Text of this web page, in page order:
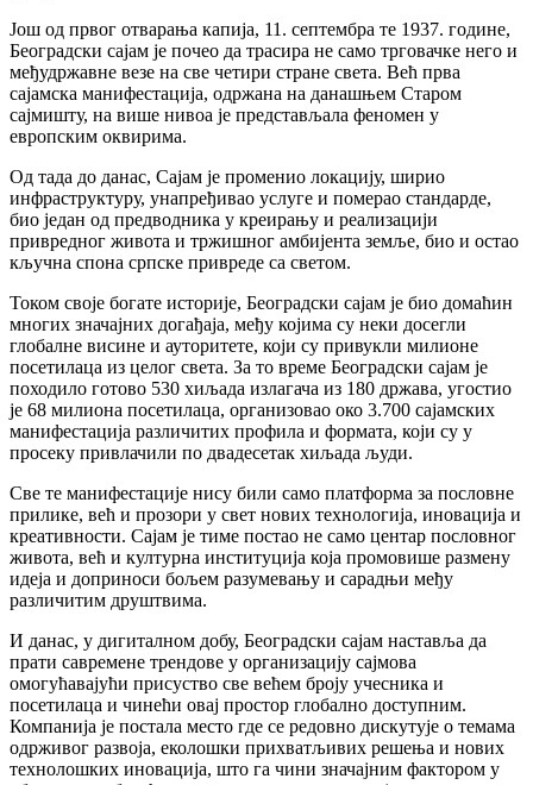
Још од првог отварања капија, 11. септембра те 1937. године,
Београдски сајам је почео да трасира не само трговачке него и
међудржавне везе на све четири стране света. Већ прва
сајамска манифестација, одржана на данашњем Старом
сајмишту, на више нивоа је представљала феномен у
европским оквирима.
Од тада до данас, Сајам је променио локацију, ширио
инфраструктуру, унапређивао услуге и померао стандарде,
био један од предводника у креирању и реализацији
привредног живота и тржишног амбијента земље, био и остао
кључна спона српске привреде са светом.
Током своје богате историје, Београдски сајам је био домаћин
многих значајних догађаја, међу којима су неки досегли
глобалне висине и ауторитете, који су привукли милионе
посетилаца из целог света. За то време Београдски сајам је
походило готово 530 хиљада излагача из 180 држава, угостио
је 68 милиона посетилаца, организовао око 3.700 сајамских
манифестација различитих профила и формата, који су у
просеку привлачили по двадесетак хиљада људи.
Све те манифестације нису били само платформа за пословне
прилике, већ и прозори у свет нових технологија, иновација и
креативности. Сајам је тиме постао не само центар пословног
живота, већ и културна институција која промовише размену
идеја и доприноси бољем разумевању и сарадњи међу
различитим друштвима.
И данас, у дигиталном добу, Београдски сајам наставља да
прати савремене трендове у организацију сајмова
омогућавајући присуство све већем броју учесника и
посетилаца и чинећи овај простор глобално доступним.
Компанија је постала место где се редовно дискутује о темама
одрживог развоја, еколошки прихватљивих решења и нових
технолошких иновација, што га чини значајним фактором у